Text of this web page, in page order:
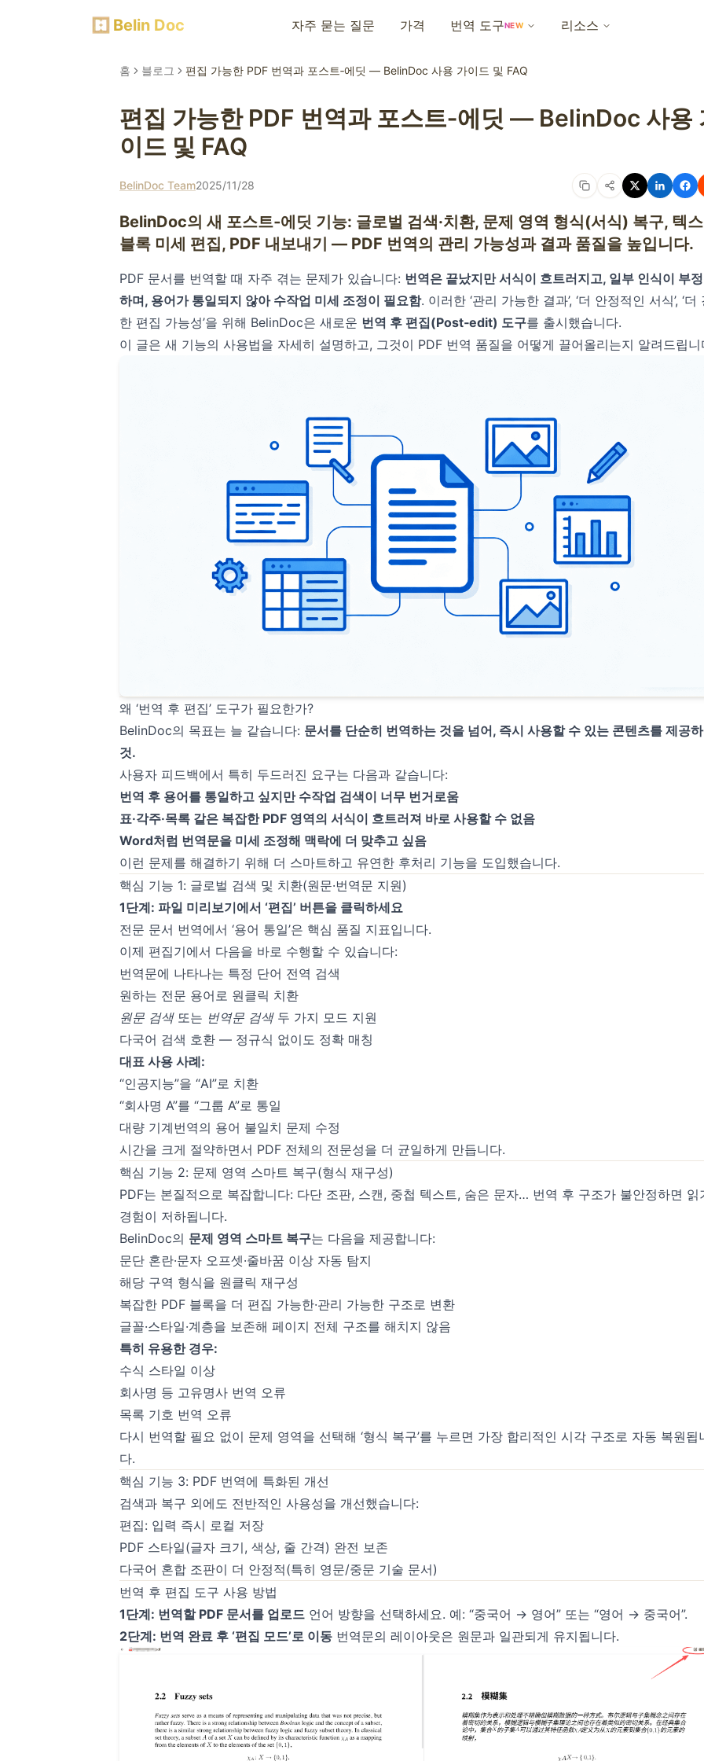
Belin Doc 자주 묻는 질문 가격 번역 도구NEW 리소스
홈 블로그 편집 가능한 PDF 번역과 포스트‑에딧 — BelinDoc 사용 가이드 및 FAQ
편집 가능한 PDF 번역과 포스트‑에딧 — BelinDoc 사용
이드 및 FAQ
BelinDoc Team2025/11/28
BelinDoc의 새 포스트‑에딧 기능: 글로벌 검색·치환, 문제 영역 형식(서식) 복구, 텍
블록 미세 편집, PDF 내보내기 — PDF 번역의 관리 가능성과 결과 품질을 높입니다.
PDF 문서를 번역할 때 자주 겪는 문제가 있습니다: 번역은 끝났지만 서식이 흐트러지고, 일부 인식이 부
하며, 용어가 통일되지 않아 수작업 미세 조정이 필요함. 이러한 ‘관리 가능한 결과’, ‘더 안정적인 서식’, ‘더
한 편집 가능성’을 위해 BelinDoc은 새로운 번역 후 편집(Post‑edit) 도구를 출시했습니다.
이 글은 새 기능의 사용법을 자세히 설명하고, 그것이 PDF 번역 품질을 어떻게 끌어올리는지 알려드립니
왜 ‘번역 후 편집’ 도구가 필요한가?
BelinDoc의 목표는 늘 같습니다: 문서를 단순히 번역하는 것을 넘어, 즉시 사용할 수 있는 콘텐츠를 제공
것.
사용자 피드백에서 특히 두드러진 요구는 다음과 같습니다:
번역 후 용어를 통일하고 싶지만 수작업 검색이 너무 번거로움
표·각주·목록 같은 복잡한 PDF 영역의 서식이 흐트러져 바로 사용할 수 없음
Word처럼 번역문을 미세 조정해 맥락에 더 맞추고 싶음
이런 문제를 해결하기 위해 더 스마트하고 유연한 후처리 기능을 도입했습니다.
핵심 기능 1: 글로벌 검색 및 치환(원문·번역문 지원)
1단계: 파일 미리보기에서 ‘편집’ 버튼을 클릭하세요
전문 문서 번역에서 ‘용어 통일’은 핵심 품질 지표입니다.
이제 편집기에서 다음을 바로 수행할 수 있습니다:
번역문에 나타나는 특정 단어 전역 검색
원하는 전문 용어로 원클릭 치환
원문 검색또는 번역문 검색두 가지 모드 지원
다국어 검색 호환 — 정규식 없이도 정확 매칭
대표 사용 사례:
“인공지능”을 “AI”로 치환
“회사명 A”를 “그룹 A”로 통일
대량 기계번역의 용어 불일치 문제 수정
시간을 크게 절약하면서 PDF 전체의 전문성을 더 균일하게 만듭니다.
핵심 기능 2: 문제 영역 스마트 복구(형식 재구성)
PDF는 본질적으로 복잡합니다: 다단 조판, 스캔, 중첩 텍스트, 숨은 문자… 번역 후 구조가 불안정하면 읽
경험이 저하됩니다.
BelinDoc의 문제 영역 스마트 복구는 다음을 제공합니다:
문단 혼란·문자 오프셋·줄바꿈 이상 자동 탐지
해당 구역 형식을 원클릭 재구성
복잡한 PDF 블록을 더 편집 가능한·관리 가능한 구조로 변환
글꼴·스타일·계층을 보존해 페이지 전체 구조를 해치지 않음
특히 유용한 경우:
수식 스타일 이상
회사명 등 고유명사 번역 오류
목록 기호 번역 오류
다시 번역할 필요 없이 문제 영역을 선택해 ‘형식 복구’를 누르면 가장 합리적인 시각 구조로 자동 복원됩
다.
핵심 기능 3: PDF 번역에 특화된 개선
검색과 복구 외에도 전반적인 사용성을 개선했습니다:
편집: 입력 즉시 로컬 저장
PDF 스타일(글자 크기, 색상, 줄 간격) 완전 보존
다국어 혼합 조판이 더 안정적(특히 영문/중문 기술 문서)
번역 후 편집 도구 사용 방법
1단계: 번역할 PDF 문서를 업로드 언어 방향을 선택하세요. 예: “중국어 → 영어” 또는 “영어 → 중국어”.
2단계: 번역 완료 후 ‘편집 모드’로 이동 번역문의 레이아웃은 원문과 일관되게 유지됩니다.